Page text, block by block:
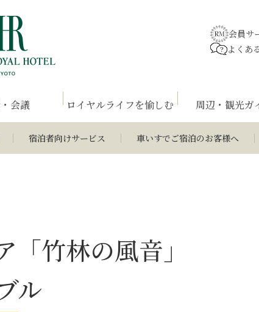
会員サ
よくあ
会議 ロイヤルライフを愉しむ 周辺・観光ガ
宿泊者向けサービス 車いすでご宿泊のお客様へ
「竹林の風音」
ル